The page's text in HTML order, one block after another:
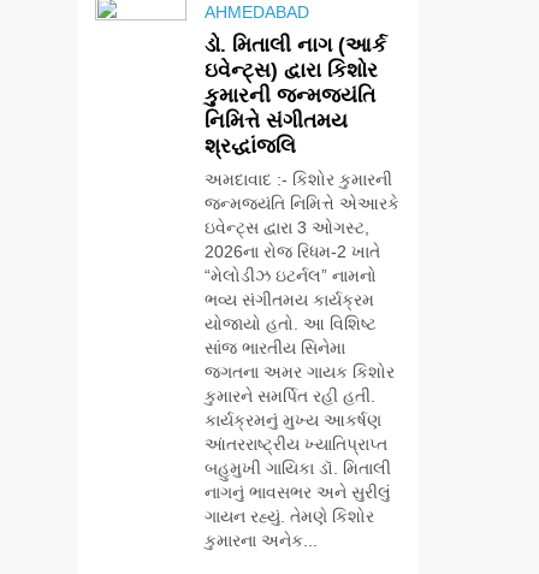
AHMEDABAD
ડો. મિતાલી નાગ (આર્ક
ઇવેન્ટ્સ) દ્વારા કિશોર
કુમારની જન્મજયંતિ
નિમિત્તે સંગીતમય
શ્રદ્ધાંજલિ
અમદાવાદ :- કિશોર કુમારની
જન્મજયંતિ નિમિત્તે એઆરકે
ઇવેન્ટ્સ દ્વારા 3 ઓગસ્ટ,
2026ના રોજ રિધમ-2 ખાતે
“મેલોડીઝ ઇટર્નલ” નામનો
ભવ્ય સંગીતમય કાર્યક્રમ
યોજાયો હતો. આ વિશિષ્ટ
સાંજ ભારતીય સિનેમા
જગતના અમર ગાયક કિશોર
કુમારને સમર્પિત રહી હતી.
કાર્યક્રમનું મુખ્ય આકર્ષણ
આંતરરાષ્ટ્રીય ખ્યાતિપ્રાપ્ત
બહુમુખી ગાયિકા ડૉ. મિતાલી
નાગનું ભાવસભર અને સુરીલું
ગાયન રહ્યું. તેમણે કિશોર
કુમારના અનેક...
અમદાવાદમાં
યોજાયેલા ‘ઓકલ્ટ
કોન્ક્લેવ 2026’માં
ઈન્ટરનેશનલ ટેરોટ
રીડર પુનિતજી લુલ્લા
એ ટેરોટ કાર્ડ રીડિંગ
અંગે માહિતી આપી
AHMEDABAD
ગ્લોબલ એક્સેલન્સ
ફોરમ દ્વારા નેશનલ
લીડરશિપ કોન્કલેવ
તથા ભારત સમ્માન
૨૦૨૬નો ભવ્ય અને
પ્રતિષ્ઠિત કાર્યક્રમ
નવી દિલ્હીમાં
સફળતાપૂર્વક
યોજાયો
BUSINESS
સેમસંગ વિશ્વ યુવા
કૌશલ્ય દિવસની
ઉજવણી કરે છે,
સેમસંગ દોસ્ત
કૌશલ્ય વિકાસ
કાર્યક્રમના 30
ટોચના પ્રતિભાશાળી
વિદ્યાર્થીઓનું
સન્માન કરે છે
BUSINESS CSR
આયુદા ઓર્ગેનિક્સ
દ્વારા ગુજરાતના 5
શહેરોમાં રિટેલ સ્ટોર્સ
અને ગીર ગાયના
BUSINESS